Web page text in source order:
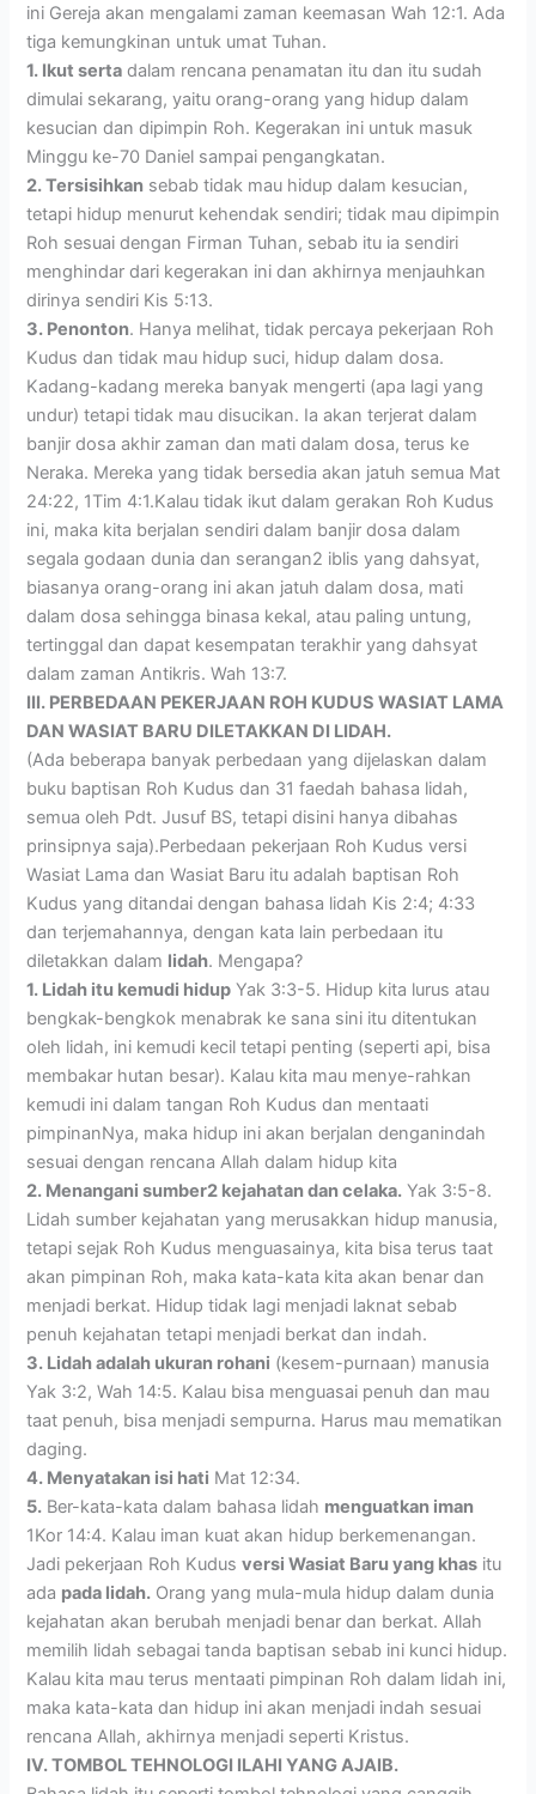
ini Gereja akan mengalami zaman keemasan Wah 12:1. Ada
tiga kemungkinan untuk umat Tuhan.
1. Ikut serta dalam rencana penamatan itu dan itu sudah
dimulai sekarang, yaitu orang-orang yang hidup dalam
kesucian dan dipimpin Roh. Kegerakan ini untuk masuk
Minggu ke-70 Daniel sampai pengangkatan.
2. Tersisihkan sebab tidak mau hidup dalam kesucian,
tetapi hidup menurut kehendak sendiri; tidak mau dipimpin
Roh sesuai dengan Firman Tuhan, sebab itu ia sendiri
menghindar dari kegerakan ini dan akhirnya menjauhkan
dirinya sendiri Kis 5:13.
3. Penonton. Hanya melihat, tidak percaya pekerjaan Roh
Kudus dan tidak mau hidup suci, hidup dalam dosa.
Kadang-kadang mereka banyak mengerti (apa lagi yang
undur) tetapi tidak mau disucikan. Ia akan terjerat dalam
banjir dosa akhir zaman dan mati dalam dosa, terus ke
Neraka. Mereka yang tidak bersedia akan jatuh semua Mat
24:22, 1Tim 4:1.Kalau tidak ikut dalam gerakan Roh Kudus
ini, maka kita berjalan sendiri dalam banjir dosa dalam
segala godaan dunia dan serangan2 iblis yang dahsyat,
biasanya orang-orang ini akan jatuh dalam dosa, mati
dalam dosa sehingga binasa kekal, atau paling untung,
tertinggal dan dapat kesempatan terakhir yang dahsyat
dalam zaman Antikris. Wah 13:7.
III. PERBEDAAN PEKERJAAN ROH KUDUS WASIAT LAMA
DAN WASIAT BARU DILETAKKAN DI LIDAH.
(Ada beberapa banyak perbedaan yang dijelaskan dalam
buku baptisan Roh Kudus dan 31 faedah bahasa lidah,
semua oleh Pdt. Jusuf BS, tetapi disini hanya dibahas
prinsipnya saja).Perbedaan pekerjaan Roh Kudus versi
Wasiat Lama dan Wasiat Baru itu adalah baptisan Roh
Kudus yang ditandai dengan bahasa lidah Kis 2:4; 4:33
dan terjemahannya, dengan kata lain perbedaan itu
diletakkan dalam lidah. Mengapa?
1. Lidah itu kemudi hidup Yak 3:3-5. Hidup kita lurus atau
bengkak-bengkok menabrak ke sana sini itu ditentukan
oleh lidah, ini kemudi kecil tetapi penting (seperti api, bisa
membakar hutan besar). Kalau kita mau menye-rahkan
kemudi ini dalam tangan Roh Kudus dan mentaati
pimpinanNya, maka hidup ini akan berjalan denganindah
sesuai dengan rencana Allah dalam hidup kita
2. Menangani sumber2 kejahatan dan celaka. Yak 3:5-8.
Lidah sumber kejahatan yang merusakkan hidup manusia,
tetapi sejak Roh Kudus menguasainya, kita bisa terus taat
akan pimpinan Roh, maka kata-kata kita akan benar dan
menjadi berkat. Hidup tidak lagi menjadi laknat sebab
penuh kejahatan tetapi menjadi berkat dan indah.
3. Lidah adalah ukuran rohani (kesem-purnaan) manusia
Yak 3:2, Wah 14:5. Kalau bisa menguasai penuh dan mau
taat penuh, bisa menjadi sempurna. Harus mau mematikan
daging.
4. Menyatakan isi hati Mat 12:34.
5. Ber-kata-kata dalam bahasa lidah menguatkan iman
1Kor 14:4. Kalau iman kuat akan hidup berkemenangan.
Jadi pekerjaan Roh Kudusversi Wasiat Baru yang khas itu
ada pada lidah. Orang yang mula-mula hidup dalam dunia
kejahatan akan berubah menjadi benar dan berkat. Allah
memilih lidah sebagai tanda baptisan sebab ini kunci hidup.
Kalau kita mau terus mentaati pimpinan Roh dalam lidah ini,
maka kata-kata dan hidup ini akan menjadi indah sesuai
rencana Allah, akhirnya menjadi seperti Kristus.
IV. TOMBOL TEHNOLOGI ILAHI YANG AJAIB.